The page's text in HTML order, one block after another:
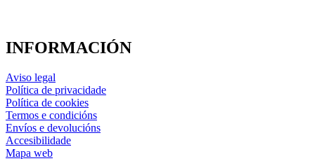
INFORMACIÓN
Aviso legal
Política de privacidade
Política de cookies
Termos e condicións
Envíos e devolucións
Accesibilidade
Mapa web